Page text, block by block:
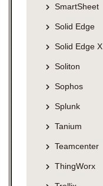
SmartSheet
Solid Edge
Solid Edge X
Soliton
Sophos
Splunk
Tanium
Teamcenter
ThingWorx